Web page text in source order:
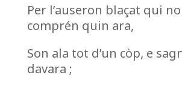
Per l’auseron blaçat qui
comprén quin ara,
Son ala tot d’un còp, e
davara ;